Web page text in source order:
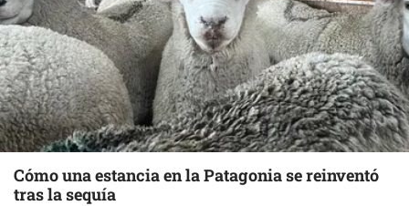
Cómo una estancia en la Patagonia se reinventó
tras la sequía